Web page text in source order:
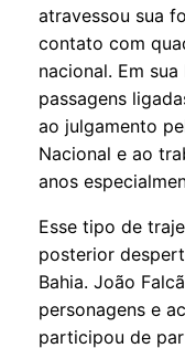
atravessou sua
contato com
nacional. Em
passagens
ao julgamento
Nacional e ao
anos
Esse tipo de
posterior
Bahia. João
personagens e
participou de